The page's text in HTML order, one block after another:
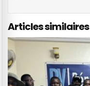
Articles similaires